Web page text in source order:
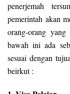
penerjemah
pemerintah akan
orang-orang
bawah ini ada
sesuai dengan
beirkut :